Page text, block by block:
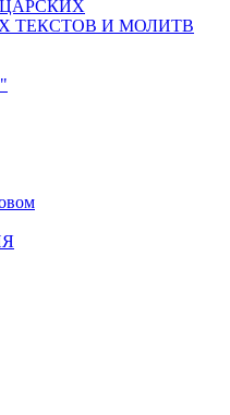
ТЕКСТОВ И МОЛИТВ